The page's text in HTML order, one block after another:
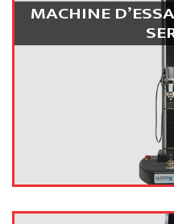
MACHINE